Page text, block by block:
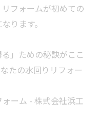
フォームが初めての
ります。
」ための秘訣がここ
たの水回りリフォー
ーム - 株式会社浜工